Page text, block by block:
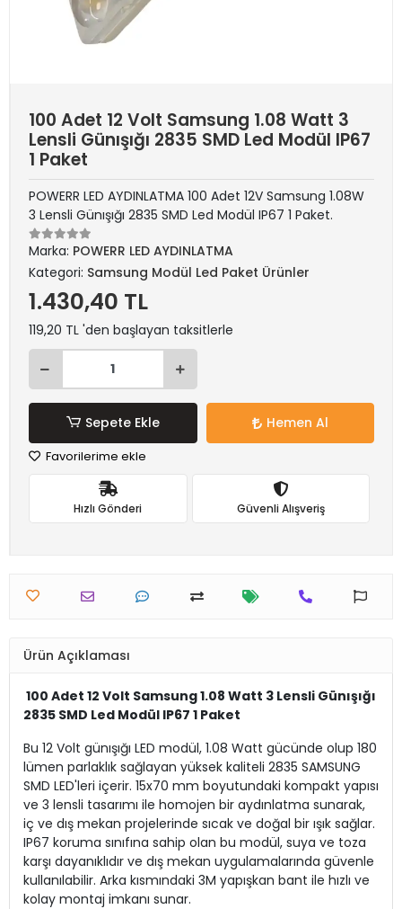
100 Adet 12 Volt Samsung 1.08 Watt 3
Lensli Günışığı 2835 SMD Led Modül IP67
1 Paket
POWERR LED AYDINLATMA 100 Adet 12V Samsung 1.08W
3 Lensli Günışığı 2835 SMD Led Modül IP67 1 Paket.
Marka: POWERR LED AYDINLATMA
Kategori: Samsung Modül Led Paket Ürünler
1.430,40 TL
119,20 TL 'den başlayan taksitlerle
Sepete Ekle Hemen Al
Favorilerime ekle
Hızlı Gönderi Güvenli Alışveriş
Ürün Açıklaması
100 Adet 12 Volt Samsung 1.08 Watt 3 Lensli Günışığı
2835 SMD Led Modül IP67 1 Paket
Bu 12 Volt günışığı LED modül, 1.08 Watt gücünde olup 180
lümen parlaklık sağlayan yüksek kaliteli 2835 SAMSUNG
SMD LED'leri içerir. 15x70 mm boyutundaki kompakt yapısı
ve 3 lensli tasarımı ile homojen bir aydınlatma sunarak,
iç ve dış mekan projelerinde sıcak ve doğal bir ışık sağlar.
IP67 koruma sınıfına sahip olan bu modül, suya ve toza
karşı dayanıklıdır ve dış mekan uygulamalarında güvenle
kullanılabilir. Arka kısmındaki 3M yapışkan bant ile hızlı ve
kolay montaj imkanı sunar.